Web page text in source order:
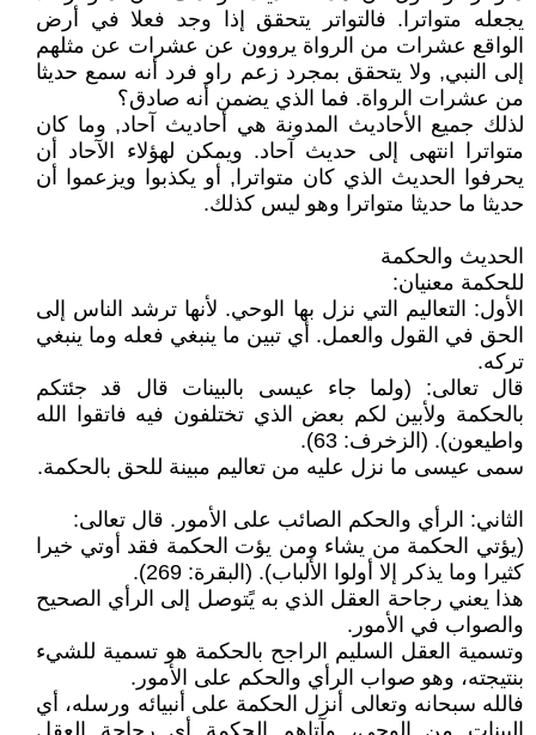
يجعله متواترا. فالتواتر يتحقق إذا وجد فعلا في أرض
الواقع عشرات من الرواة يروون عن عشرات عن مثلهم
إلى النبي, ولا يتحقق بمجرد زعم راو فرد أنه سمع حديثا
من عشرات الرواة. فما الذي يضمن أنه صادق؟
لذلك جميع الأحاديث المدونة هي أحاديث آحاد, وما كان
متواترا انتهى إلى حديث آحاد. ويمكن لهؤلاء الآحاد أن
يحرفوا الحديث الذي كان متواترا, أو يكذبوا ويزعموا أن
حديثا ما حديثا متواترا وهو ليس كذلك.
الحديث والحكمة
للحكمة معنيان:
الأول: التعاليم التي نزل بها الوحي. لأنها ترشد الناس إلى
الحق في القول والعمل. أي تبين ما ينبغي فعله وما ينبغي
تركه.
قال تعالى: (ولما جاء عيسى بالبينات قال قد جئتكم
بالحكمة ولأبين لكم بعض الذي تختلفون فيه فاتقوا الله
واطيعون). (الزخرف: 63).
سمى عيسى ما نزل عليه من تعاليم مبينة للحق بالحكمة.
الثاني: الرأي والحكم الصائب على الأمور. قال تعالى:
(يؤتي الحكمة من يشاء ومن يؤت الحكمة فقد أوتي خيرا
كثيرا وما يذكر إلا أولوا الألباب). (البقرة: 269).
هذا يعني رجاحة العقل الذي به يًتوصل إلى الرأي الصحيح
والصواب في الأمور.
وتسمية العقل السليم الراجح بالحكمة هو تسمية للشيء
بنتيجته، وهو صواب الرأي والحكم على الأمور.
فالله سبحانه وتعالى أنزل الحكمة على أنبيائه ورسله، أي